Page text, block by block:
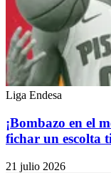
Liga Endesa
¡Bombazo en el
fichar un escolta
21 julio 2026